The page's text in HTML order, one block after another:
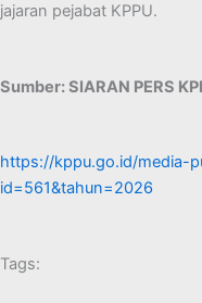
jajaran pejabat KPPU.
Sumber: SIARAN PERS
https://kppu.go.id/media-
id=561&tahun=2026
Tags: